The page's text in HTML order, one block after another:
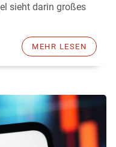
sieht darin großes
MEHR LESEN